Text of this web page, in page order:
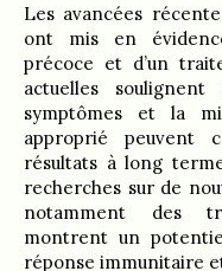
Les avancées
ont mis en
précoce et d’un
actuelles
symptômes et la
approprié peuvent
résultats à long
recherches sur de
notamment des
montrent un
réponse immunitaire